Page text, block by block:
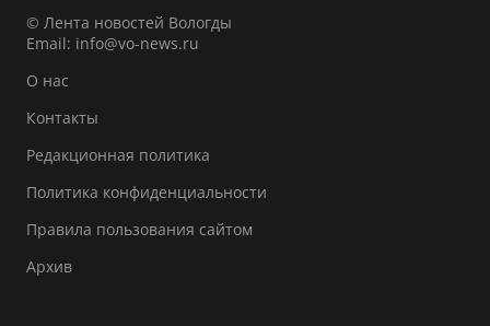
© Лента новостей Вологды
Email: info@vo-news.ru
О нас
Контакты
Редакционная политика
Политика конфиденциальности
Правила пользования сайтом
Архив